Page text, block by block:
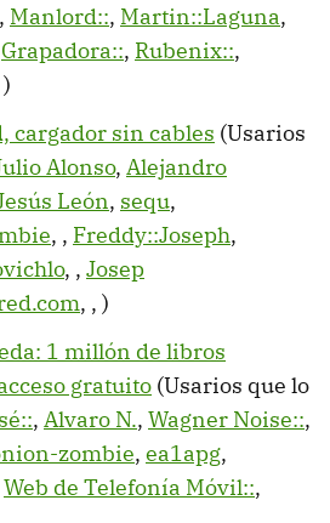
, Manlord::, Martin::Laguna,
Grapadora::, Rubenix::,
)
cargador sin cables (Usarios
Alonso, Alejandro
León, sequ,
, , Freddy::Joseph,
, , Josep
, , )
1 millón de libros
gratuito (Usarios que lo
, Alvaro N., Wagner Noise::,
zombie, ea1apg,
Web de Telefonía Móvil::,